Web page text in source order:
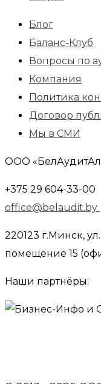
Блог
Баланс-Клуб
Вопросы по
Компания
Политика
Договор
Мы в СМИ
ООО
+375 29 604-33-00
office@belaudit.by
220123 г.Минск,
помещение 15
Наши партнёры: